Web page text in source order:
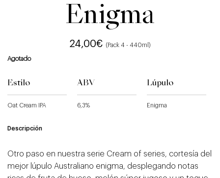
Enigma
24,00€ (Pack 4 - 440ml)
Agotado
Estilo
Oat Cream IPA
ABV
6,3%
Lúpulo
Enigma
Descripción
Otro paso en nuestra serie Cream of series, cortesía del
mejor lúpulo Australiano enigma, desplegando notas